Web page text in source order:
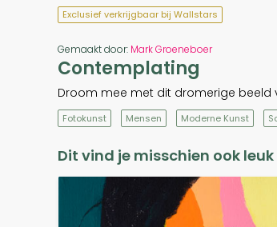
Exclusief verkrijgbaar bij Wallstars
Gemaakt door: Mark Groeneboer
Contemplating
Droom mee met dit dromerige beeld
Fotokunst Mensen Moderne Kunst
Dit vind je misschien ook leuk